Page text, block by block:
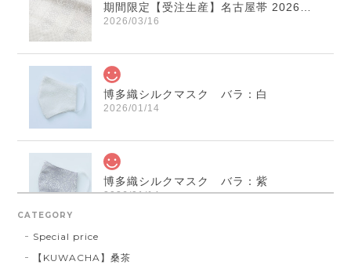
期間限定【受注生産】名古屋帯 2026年干支献上 「午」変わり献上 市松：白×薄鼠
2026/03/16
博多織シルクマスク バラ：白
2026/01/14
博多織シルクマスク バラ：紫
2026/01/14
CATEGORY
Special price
【KUWACHA】桑茶